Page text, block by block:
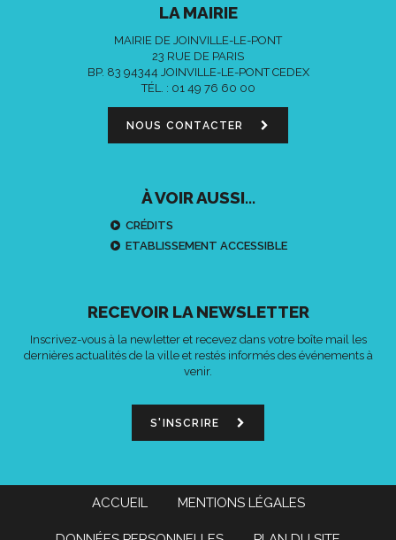
LA MAIRIE
MAIRIE DE JOINVILLE-LE-PONT
23 RUE DE PARIS
BP. 83 94344 JOINVILLE-LE-PONT CEDEX
TÉL. : 01 49 76 60 00
NOUS CONTACTER
À VOIR AUSSI...
CRÉDITS
ETABLISSEMENT ACCESSIBLE
RECEVOIR LA NEWSLETTER
Inscrivez-vous à la newletter et recevez dans votre boîte mail les
dernières actualités de la ville et restés informés des événements à
venir.
S'INSCRIRE
ACCUEIL MENTIONS LÉGALES